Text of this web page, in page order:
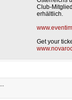
Club-
erhältlich.
Get your